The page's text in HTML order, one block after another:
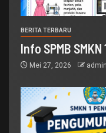
BERITA TERBARU
Info SPMB
Mei 27, 2026 admin